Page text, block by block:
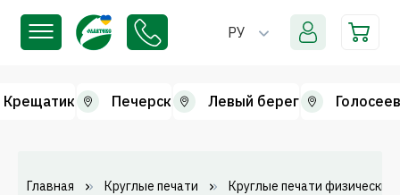
РУ
Крещатик Печерск Левый берег
Главная Круглые печати Круглые печати физических